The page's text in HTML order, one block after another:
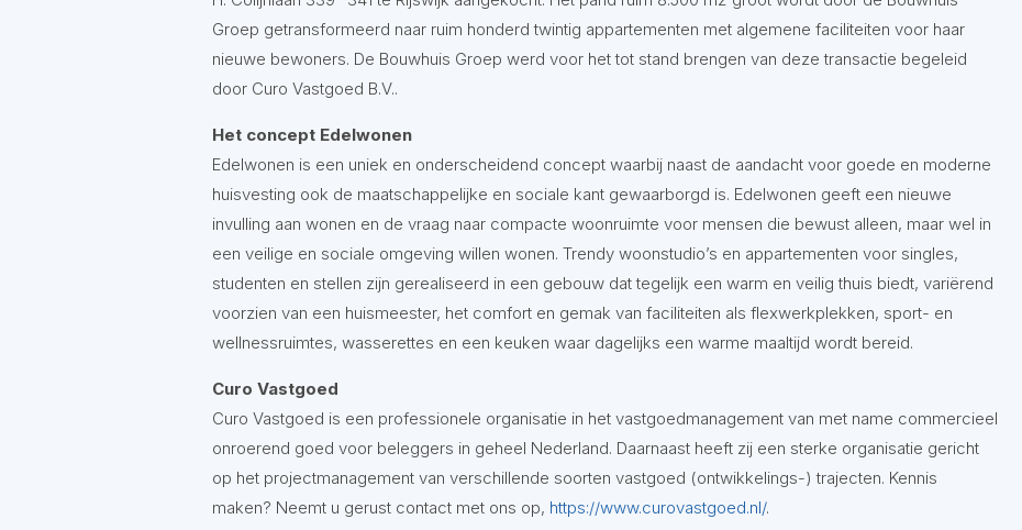
Groep getransformeerd naar ruim honderd twintig appartementen met algemene faciliteiten voor haar
nieuwe bewoners. De Bouwhuis Groep werd voor het tot stand brengen van deze transactie begeleid
door Curo Vastgoed B.V..
Het concept Edelwonen
Edelwonen is een uniek en onderscheidend concept waarbij naast de aandacht voor goede en moderne
huisvesting ook de maatschappelijke en sociale kant gewaarborgd is. Edelwonen geeft een nieuwe
invulling aan wonen en de vraag naar compacte woonruimte voor mensen die bewust alleen, maar wel in
een veilige en sociale omgeving willen wonen. Trendy woonstudio’s en appartementen voor singles,
studenten en stellen zijn gerealiseerd in een gebouw dat tegelijk een warm en veilig thuis biedt, variërend
voorzien van een huismeester, het comfort en gemak van faciliteiten als flexwerkplekken, sport- en
wellnessruimtes, wasserettes en een keuken waar dagelijks een warme maaltijd wordt bereid.
Curo Vastgoed
Curo Vastgoed is een professionele organisatie in het vastgoedmanagement van met name commercieel
onroerend goed voor beleggers in geheel Nederland. Daarnaast heeft zij een sterke organisatie gericht
op het projectmanagement van verschillende soorten vastgoed (ontwikkelings-) trajecten. Kennis
maken? Neemt u gerust contact met ons op, https://www.curovastgoed.nl/.